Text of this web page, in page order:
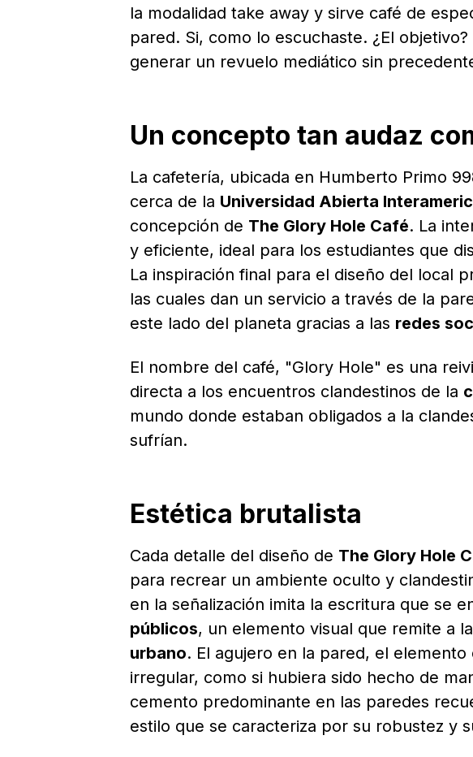
la modalidad take away y sirve café de
pared. Si, como lo escuchaste. ¿El
generar un revuelo mediático sin
Un concepto tan audaz
La cafetería, ubicada en Humberto Primo
cerca de la Universidad Abierta
concepción de The Glory Hole Café. La
y eficiente, ideal para los estudiantes que
La inspiración final para el diseño del local
las cuales dan un servicio a través de la
este lado del planeta gracias a las redes
El nombre del café, "Glory Hole" es una
directa a los encuentros clandestinos de la
mundo donde estaban obligados a la
sufrían.
Estética brutalista
Cada detalle del diseño de The Glory Hole
para recrear un ambiente oculto y
en la señalización imita la escritura que se
públicos, un elemento visual que remite a
urbano. El agujero en la pared, el
irregular, como si hubiera sido hecho de
cemento predominante en las paredes
estilo que se caracteriza por su robustez y